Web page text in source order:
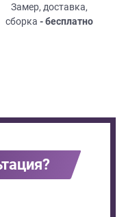
Замер, доставка,
сборка - бесплатно